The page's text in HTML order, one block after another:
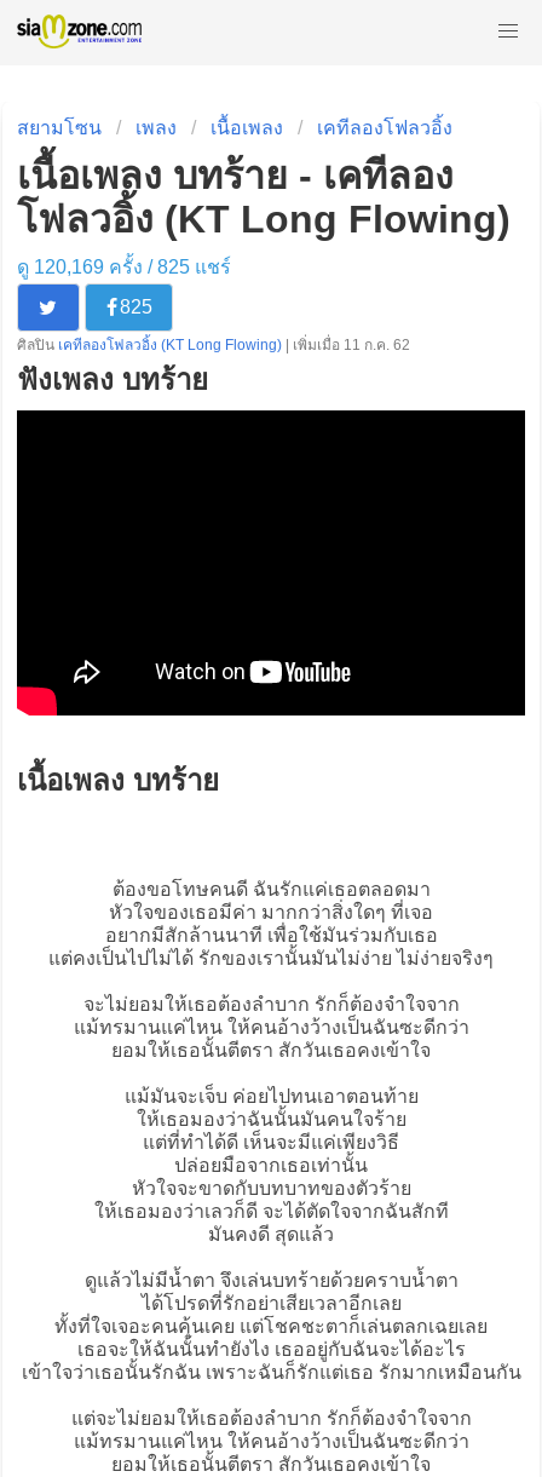
สยามโซน เพลง เนื้อเพลง เคทีลองโฟลวอิ้ง
เนื้อเพลง บทร้าย - เคทีลอง
โฟลวอิ้ง (KT Long Flowing)
ดู 120,169 ครั้ง /825แชร์
825
ศิลปิน เคทีลองโฟลวอิ้ง (KT Long Flowing) | เพิ่มเมื่อ 11 ก.ค. 62
ฟังเพลง บทร้าย
เนื้อเพลง บทร้าย
ต้องขอโทษคนดี ฉันรักแค่เธอตลอดมา
หัวใจของเธอมีค่า มากกว่าสิ่งใดๆ ที่เจอ
อยากมีสักล้านนาที เพื่อใช้มันร่วมกับเธอ
แต่คงเป็นไปไม่ได้ รักของเรานั้นมันไม่ง่าย ไม่ง่ายจริงๆ
จะไม่ยอมให้เธอต้องลำบาก รักก็ต้องจำใจจาก
แม้ทรมานแค่ไหน ให้คนอ้างว้างเป็นฉันซะดีกว่า
ยอมให้เธอนั้นตีตรา สักวันเธอคงเข้าใจ
แม้มันจะเจ็บ ค่อยไปทนเอาตอนท้าย
ให้เธอมองว่าฉันนั้นมันคนใจร้าย
แต่ที่ทำได้ดี เห็นจะมีแค่เพียงวิธี
ปล่อยมือจากเธอเท่านั้น
หัวใจจะขาดกับบทบาทของตัวร้าย
ให้เธอมองว่าเลวก็ดี จะได้ตัดใจจากฉันสักที
มันคงดี สุดแล้ว
ดูแล้วไม่มีน้ำตา จึงเล่นบทร้ายด้วยคราบน้ำตา
ได้โปรดที่รักอย่าเสียเวลาอีกเลย
ทั้งที่ใจเจอะคนคุ้นเคย แต่โชคชะตาก็เล่นตลกเฉยเลย
เธอจะให้ฉันนั้นทำยังไง เธออยู่กับฉันจะได้อะไร
เข้าใจว่าเธอนั้นรักฉัน เพราะฉันก็รักแต่เธอ รักมากเหมือนกัน
แต่จะไม่ยอมให้เธอต้องลำบาก รักก็ต้องจำใจจาก
แม้ทรมานแค่ไหน ให้คนอ้างว้างเป็นฉันซะดีกว่า
ยอมให้เธอนั้นตีตรา สักวันเธอคงเข้าใจ